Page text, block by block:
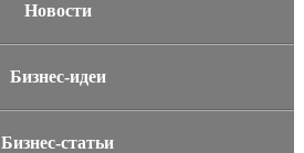
Новости
Бизнес-идеи
Бизнес-статьи